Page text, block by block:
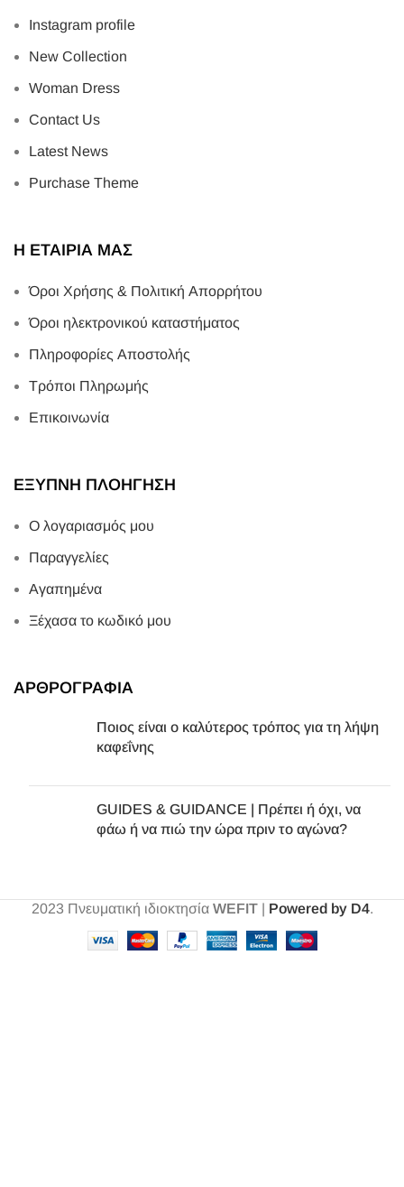
Instagram profile
New Collection
Woman Dress
Contact Us
Latest News
Purchase Theme
Η ΕΤΑΙΡΙΑ ΜΑΣ
Όροι Χρήσης & Πολιτική Απορρήτου
Όροι ηλεκτρονικού καταστήματος
Πληροφορίες Αποστολής
Τρόποι Πληρωμής
Επικοινωνία
ΕΞΥΠΝΗ ΠΛΟΗΓΗΣΗ
Ο λογαριασμός μου
Παραγγελίες
Αγαπημένα
Ξέχασα το κωδικό μου
ΑΡΘΡΟΓΡΑΦΙΑ
Ποιος είναι ο καλύτερος τρόπος για τη λήψη
καφεΐνης
GUIDES & GUIDANCE | Πρέπει ή όχι, να
φάω ή να πιώ την ώρα πριν το αγώνα?
2023 Πνευματική ιδιοκτησία WEFIT| Powered by D4.